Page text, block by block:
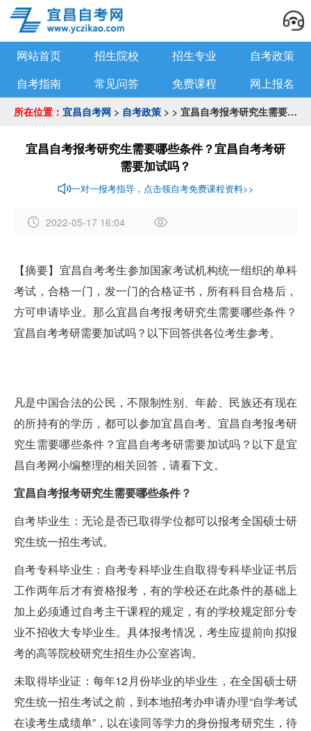
网站首页 招生院校 招生专业
自考政策
自考指南
常见问答 免费课程 网上报名
所在位置： 宜昌自考网 > 自考政策 > > 宜昌自考报考研究生需要哪些条件？宜昌自考考研需要加试吗？
宜昌自考报考研究生需要哪些条件？宜昌自考考研
需要加试吗？
一对一报考指导，点击领自考免费课程资料>>
2022-05-17 16:04
者
：
a
d
m
i
【摘要】​宜昌自考考生参加国家考试机构统一组织的单科
考试，合格一门，发一门的合格证书，所有科目合格后，
方可申请毕业。那么宜昌自考报考研究生需要哪些条件？
宜昌自考考研需要加试吗？以下回答供各位考生参考。
凡是中国合法的公民，不限制性别、年龄、民族还有现在
的所持有的学历，都可以参加宜昌自考。宜昌自考报考研
究生需要哪些条件？宜昌自考考研需要加试吗？以下是宜
昌自考网小编整理的相关回答，请看下文。
宜昌自考报考研究生需要哪些条件？
自考毕业生：无论是否已取得学位都可以报考全国硕士研
究生统一招生考试。
自考专科毕业生：自考专科毕业生自取得专科毕业证书后
工作两年后才有资格报考，有的学校还在此条件的基础上
加上必须通过自考主干课程的规定，有的学校规定部分专
业不招收大专毕业生。具体报考情况，考生应提前向拟报
考的高等院校研究生招生办公室咨询。
未取得毕业证：每年12月份毕业的毕业生，在全国硕士研
究生统一招生考试之前，到本地招考办申请办理“自学考试
在读考生成绩单”，以在读同等学力的身份报考研究生，待